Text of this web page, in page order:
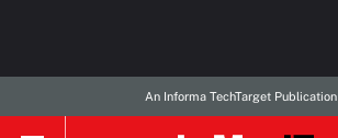
An Informa TechTarget Publication